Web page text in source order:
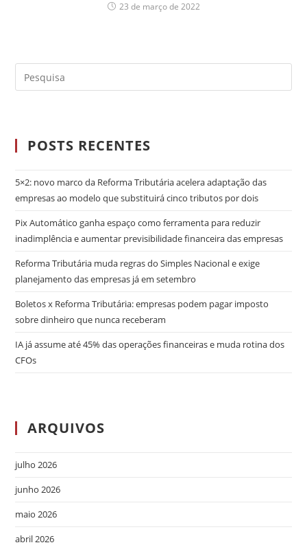
23 de março de 2022
POSTS RECENTES
5×2: novo marco da Reforma Tributária acelera adaptação das
empresas ao modelo que substituirá cinco tributos por dois
Pix Automático ganha espaço como ferramenta para reduzir
inadimplência e aumentar previsibilidade financeira das empresas
Reforma Tributária muda regras do Simples Nacional e exige
planejamento das empresas já em setembro
Boletos x Reforma Tributária: empresas podem pagar imposto
sobre dinheiro que nunca receberam
IA já assume até 45% das operações financeiras e muda rotina dos
CFOs
ARQUIVOS
julho 2026
junho 2026
maio 2026
abril 2026